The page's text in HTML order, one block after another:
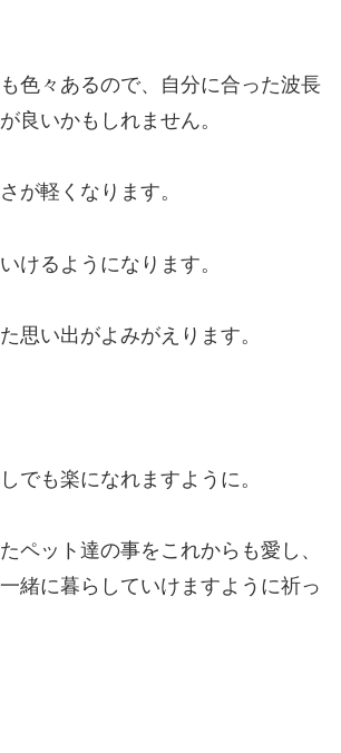
色々あるので、自分に合った波長
良いかもしれません。
が軽くなります。
けるようになります。
思い出がよみがえります。
でも楽になれますように。
ペット達の事をこれからも愛し、
緒に暮らしていけますように祈っ